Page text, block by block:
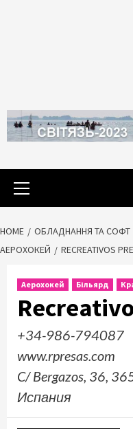
Primary
HOME ОБЛАДНАННЯ ТА СОФТ
АЕРОХОКЕЙ
RECREATIVOS
Аерохокей Більярд
+34-986-794087
www.rpresas.com
C/ Bergazos, 36,
Испания